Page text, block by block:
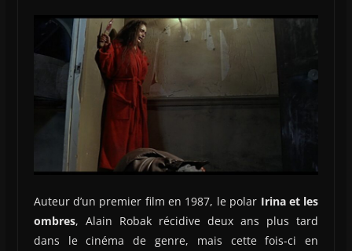
Auteur d’un premier film en 1987, le polar Irina et les
ombres, Alain Robak récidive deux ans plus tard
dans le cinéma de genre, mais cette fois-ci en